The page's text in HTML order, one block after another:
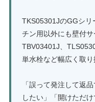
TKS05301JのGGシリ
チン用以外にも壁付
TBV03401J、
単水栓など幅広く取り
「誤って発注して返
したい」「開けただ